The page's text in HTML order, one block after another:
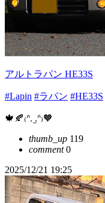
アルトラパン HE33S
#Lapin #ラパン #HE33S
🍁🍂₍ᐢ. ̫.ᐢ₎🧡
thumb_up 119
comment0
2025/12/21 19:25